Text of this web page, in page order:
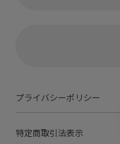
プライバシーポリシー
特定商取引法表示